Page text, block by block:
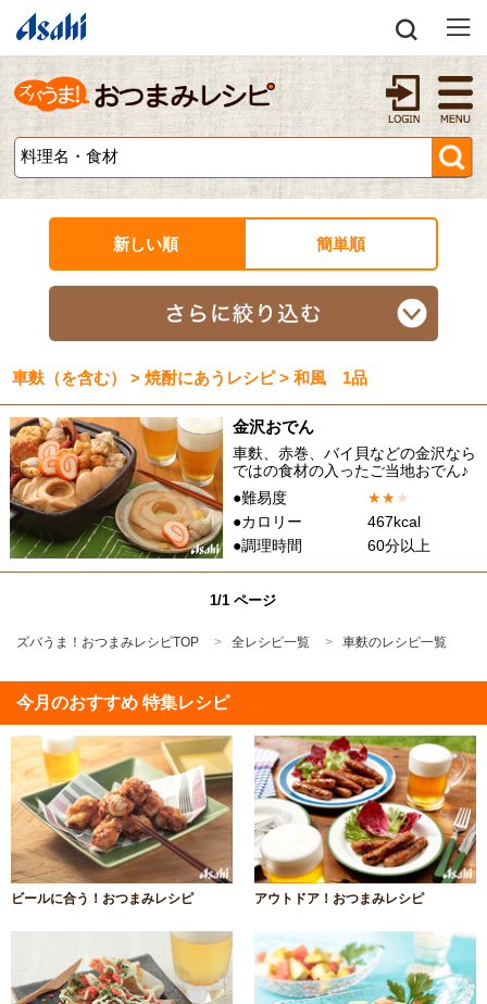
新しい順 簡単順
車麩（を含む） > 焼酎にあうレシピ > 和風 1品
金沢おでん
車麩、赤巻、バイ貝などの金沢なら
ではの食材の入ったご当地おでん♪
●難易度
★★★
●カロリー
467kcal
●調理時間
60分以上
1/1 ページ
ズバうま！おつまみレシピTOP 全レシピ一覧 車麩のレシピ一覧
今月のおすすめ 特集レシピ
ビールに合う！おつまみレシピ アウトドア！おつまみレシピ